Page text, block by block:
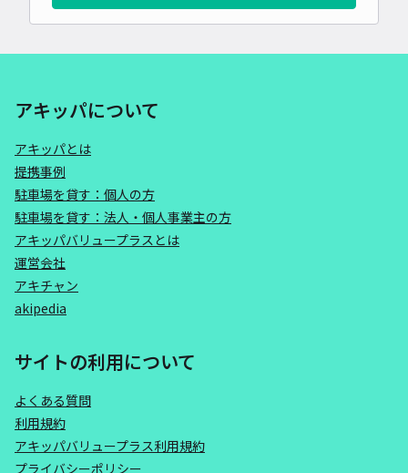
アキッパについて
アキッパとは
提携事例
駐車場を貸す：個人の方
駐車場を貸す：法人・個人事業主の方
アキッパバリュープラスとは
運営会社
アキチャン
akipedia
サイトの利用について
よくある質問
利用規約
アキッパバリュープラス利用規約
プライバシーポリシー